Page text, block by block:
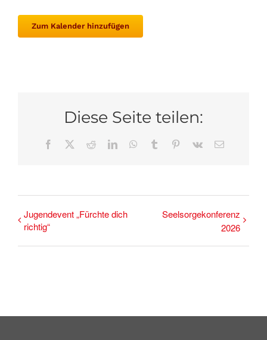
Zum Kalender hinzufügen
Diese Seite teilen:
Facebook RedditLinkedInWhatsApp
Tumblr Pinterest
Vk
E-
Jugendevent „Fürchte dich
richtig“
Seelsorgekonferenz
2026